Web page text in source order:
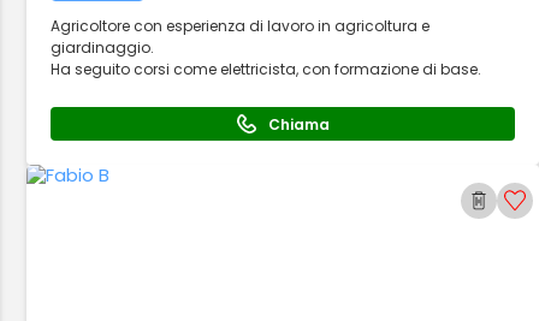
Agricoltore con esperienza di lavoro in agricoltura e
giardinaggio.
Ha seguito corsi come elettricista, con formazione di base.
Chiama